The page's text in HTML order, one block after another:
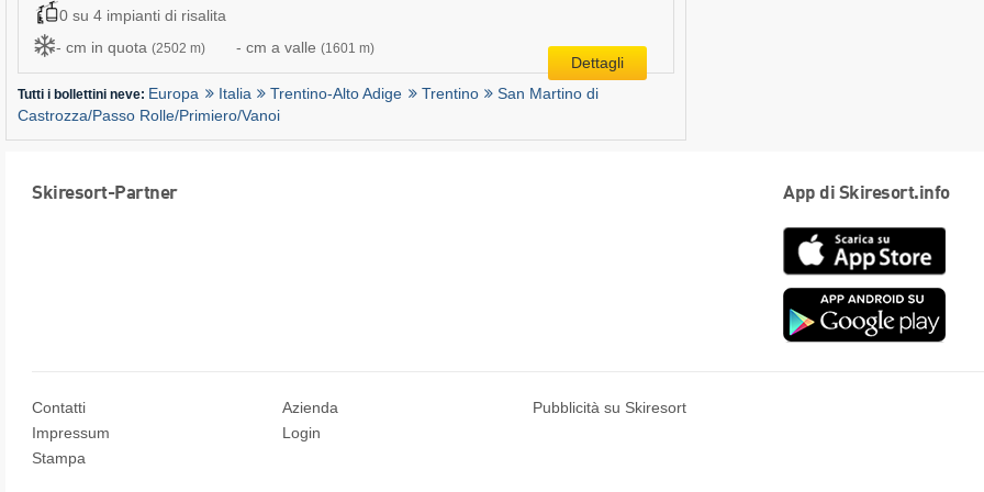
0 su 4 impianti di risalita
- cm in quota (2502 m) - cm a valle (1601 m)
Dettagli
Tutti i bollettini neve: Europa Italia Trentino-Alto Adige Trentino
San Martino di
Castrozza/​Passo Rolle/​Primiero/​Vanoi
Skiresort-Partner App di Skiresort.info
Contatti
Impressum
Stampa
Azienda
Login
Pubblicità su Skiresort